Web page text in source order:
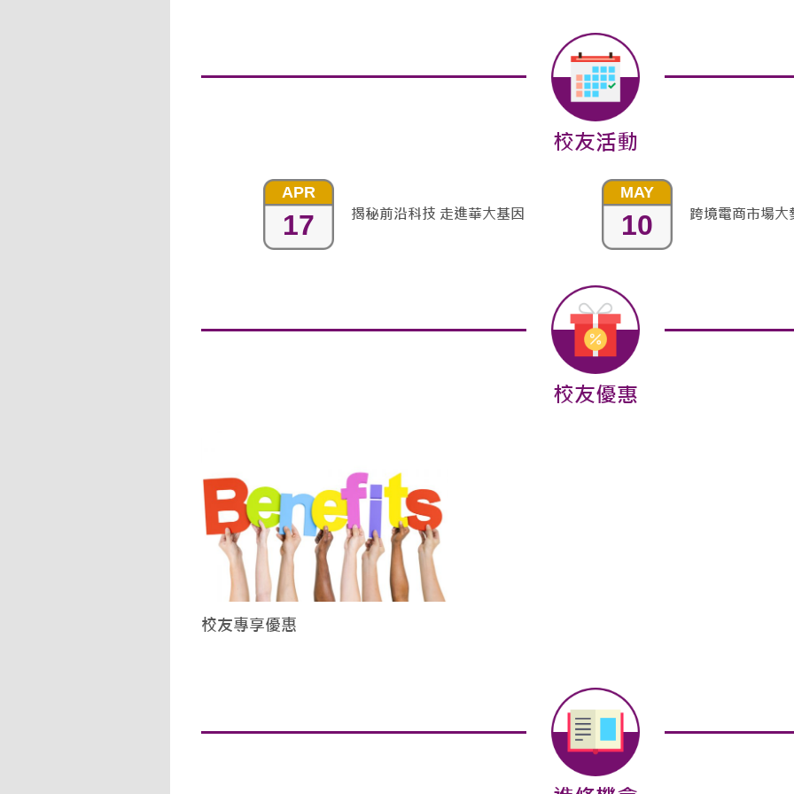
校友活動
APR
17 揭秘前沿科技 走進華大基因
MAY
10 跨境電商市場大
校友優惠
校友專享優惠